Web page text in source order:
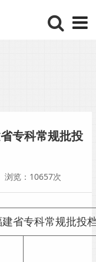
专科常规批投
浏览：10657次
省专科常规批投